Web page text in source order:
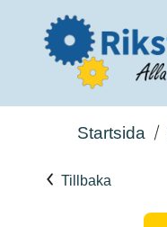
Startsida
Tillbaka